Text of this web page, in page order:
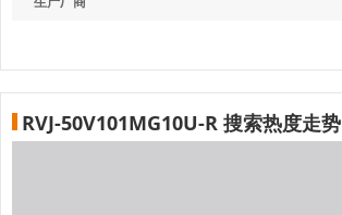
RVJ-50V101MG10U-R 搜索热度走势